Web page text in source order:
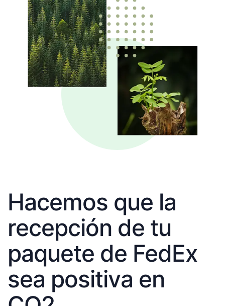
Hacemos que la
recepción de tu
paquete de FedEx
sea positiva en